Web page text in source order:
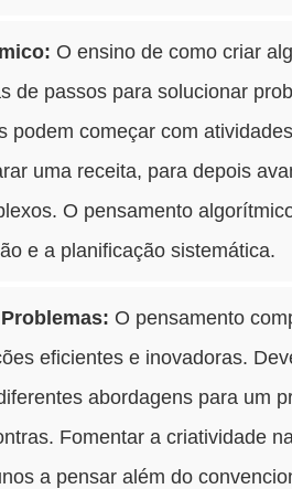
O ensino de como criar
de passos para solucionar
podem começar com
uma receita, para depois
O pensamento
e a planificação sistemática.
O pensamento
eficientes e inovadoras.
abordagens para um
Fomentar a criatividade
a pensar além do